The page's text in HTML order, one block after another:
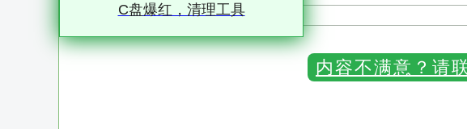
内容不满意？请
C盘爆红，清理工具